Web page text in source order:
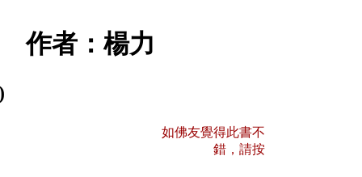
作者：楊力
如佛友覺得此書不
錯，請按